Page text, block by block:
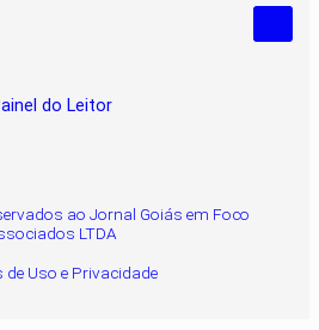
do Leitor
ao Jornal Goiás em Foco
LTDA
de Uso e Privacidade